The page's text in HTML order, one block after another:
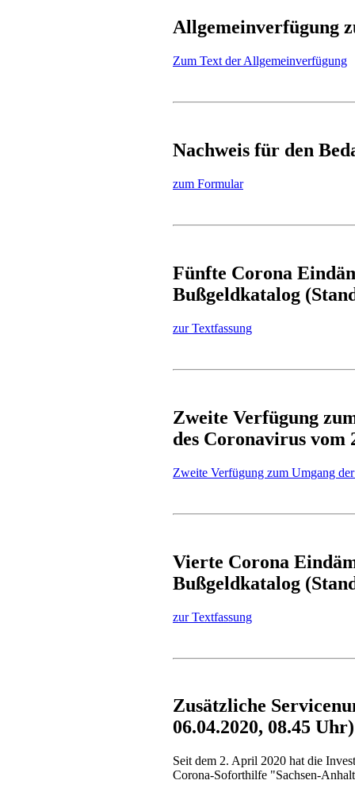
Allgemeinverfügung
Zum Text der Allgemeinverfügung
Nachweis für den
zum Formular
Fünfte Corona
Bußgeldkatalog
zur Textfassung
Zweite Verfügung
des Coronavirus vom
Zweite Verfügung zum Umgang
Vierte Corona
Bußgeldkatalog
zur Textfassung
Zusätzliche
06.04.2020, 08.45 Uhr)
Seit dem 2. April 2020 hat die
Corona-Soforthilfe "Sachsen-